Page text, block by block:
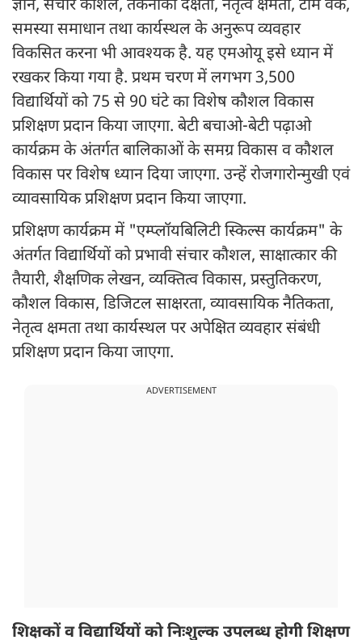
ज्ञान, संचार कौशल, तकनीकी दक्षता, नेतृत्व क्षमता, टीम वर्क,
समस्या समाधान तथा कार्यस्थल के अनुरूप व्यवहार
विकसित करना भी आवश्यक है. यह एमओयू इसे ध्यान में
रखकर किया गया है. प्रथम चरण में लगभग 3,500
विद्यार्थियों को 75 से 90 घंटे का विशेष कौशल विकास
प्रशिक्षण प्रदान किया जाएगा. बेटी बचाओ-बेटी पढ़ाओ
कार्यक्रम के अंतर्गत बालिकाओं के समग्र विकास व कौशल
विकास पर विशेष ध्यान दिया जाएगा. उन्हें रोजगारोन्मुखी एवं
व्यावसायिक प्रशिक्षण प्रदान किया जाएगा.
प्रशिक्षण कार्यक्रम में "एम्प्लॉयबिलिटी स्किल्स कार्यक्रम" के
अंतर्गत विद्यार्थियों को प्रभावी संचार कौशल, साक्षात्कार की
तैयारी, शैक्षणिक लेखन, व्यक्तित्व विकास, प्रस्तुतिकरण,
कौशल विकास, डिजिटल साक्षरता, व्यावसायिक नैतिकता,
नेतृत्व क्षमता तथा कार्यस्थल पर अपेक्षित व्यवहार संबंधी
प्रशिक्षण प्रदान किया जाएगा.
ADVERTISEMENT
शिक्षकों व विद्यार्थियों को निःशुल्क उपलब्ध होगी शिक्षण